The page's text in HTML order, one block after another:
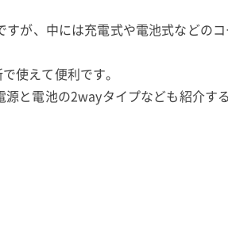
が、中には充電式や電池式などの
使えて便利です。
と電池の2wayタイプなども紹介す